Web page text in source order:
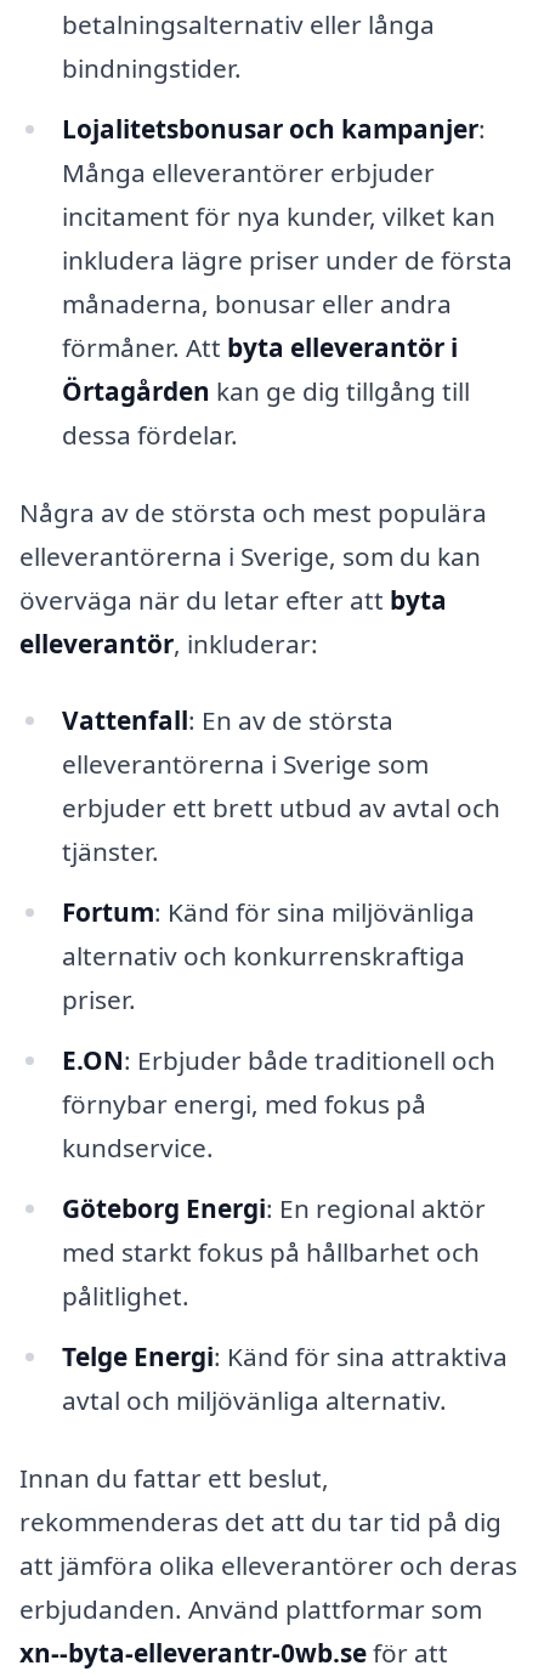
betalningsalternativ eller långa
bindningstider.
Lojalitetsbonusar och kampanjer:
Många elleverantörer erbjuder
incitament för nya kunder, vilket kan
inkludera lägre priser under de första
månaderna, bonusar eller andra
förmåner. Att byta elleverantör i
Örtagården kan ge dig tillgång till
dessa fördelar.
Några av de största och mest populära
elleverantörerna i Sverige, som du kan
överväga när du letar efter att byta
elleverantör, inkluderar:
Vattenfall: En av de största
elleverantörerna i Sverige som
erbjuder ett brett utbud av avtal och
tjänster.
Fortum: Känd för sina miljövänliga
alternativ och konkurrenskraftiga
priser.
E.ON: Erbjuder både traditionell och
förnybar energi, med fokus på
kundservice.
Göteborg Energi: En regional aktör
med starkt fokus på hållbarhet och
pålitlighet.
Telge Energi: Känd för sina attraktiva
avtal och miljövänliga alternativ.
Innan du fattar ett beslut,
rekommenderas det att du tar tid på dig
att jämföra olika elleverantörer och deras
erbjudanden. Använd plattformar som
xn--byta-elleverantr-0wb.seför att